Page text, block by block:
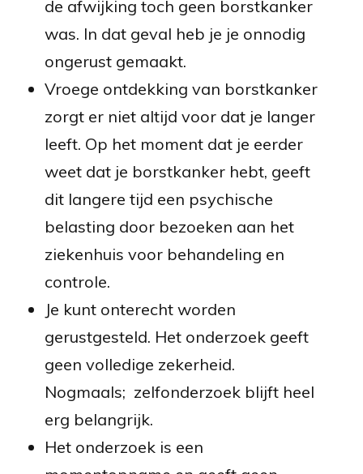
de afwijking toch geen borstkanker
was. In dat geval heb je je onnodig
ongerust gemaakt.
Vroege ontdekking van borstkanker
zorgt er niet altijd voor dat je langer
leeft. Op het moment dat je eerder
weet dat je borstkanker hebt, geeft
dit langere tijd een psychische
belasting door bezoeken aan het
ziekenhuis voor behandeling en
controle.
Je kunt onterecht worden
gerustgesteld. Het onderzoek geeft
geen volledige zekerheid.
Nogmaals; zelfonderzoek blijft heel
erg belangrijk.
Het onderzoek is een